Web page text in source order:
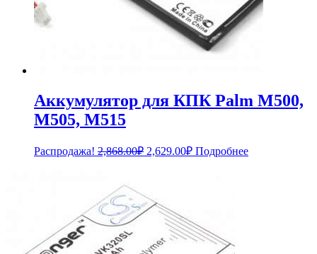
Аккумулятор для КПК Palm M500,
M505, M515
Распродажа! 2,868.00₽ Первоначальная
2,629.00₽Текущая
Подробнее